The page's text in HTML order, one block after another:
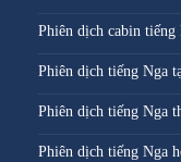
Phiên dịch cabin tiếng
Phiên dịch tiếng Nga
Phiên dịch tiếng Nga
Phiên dịch tiếng Nga